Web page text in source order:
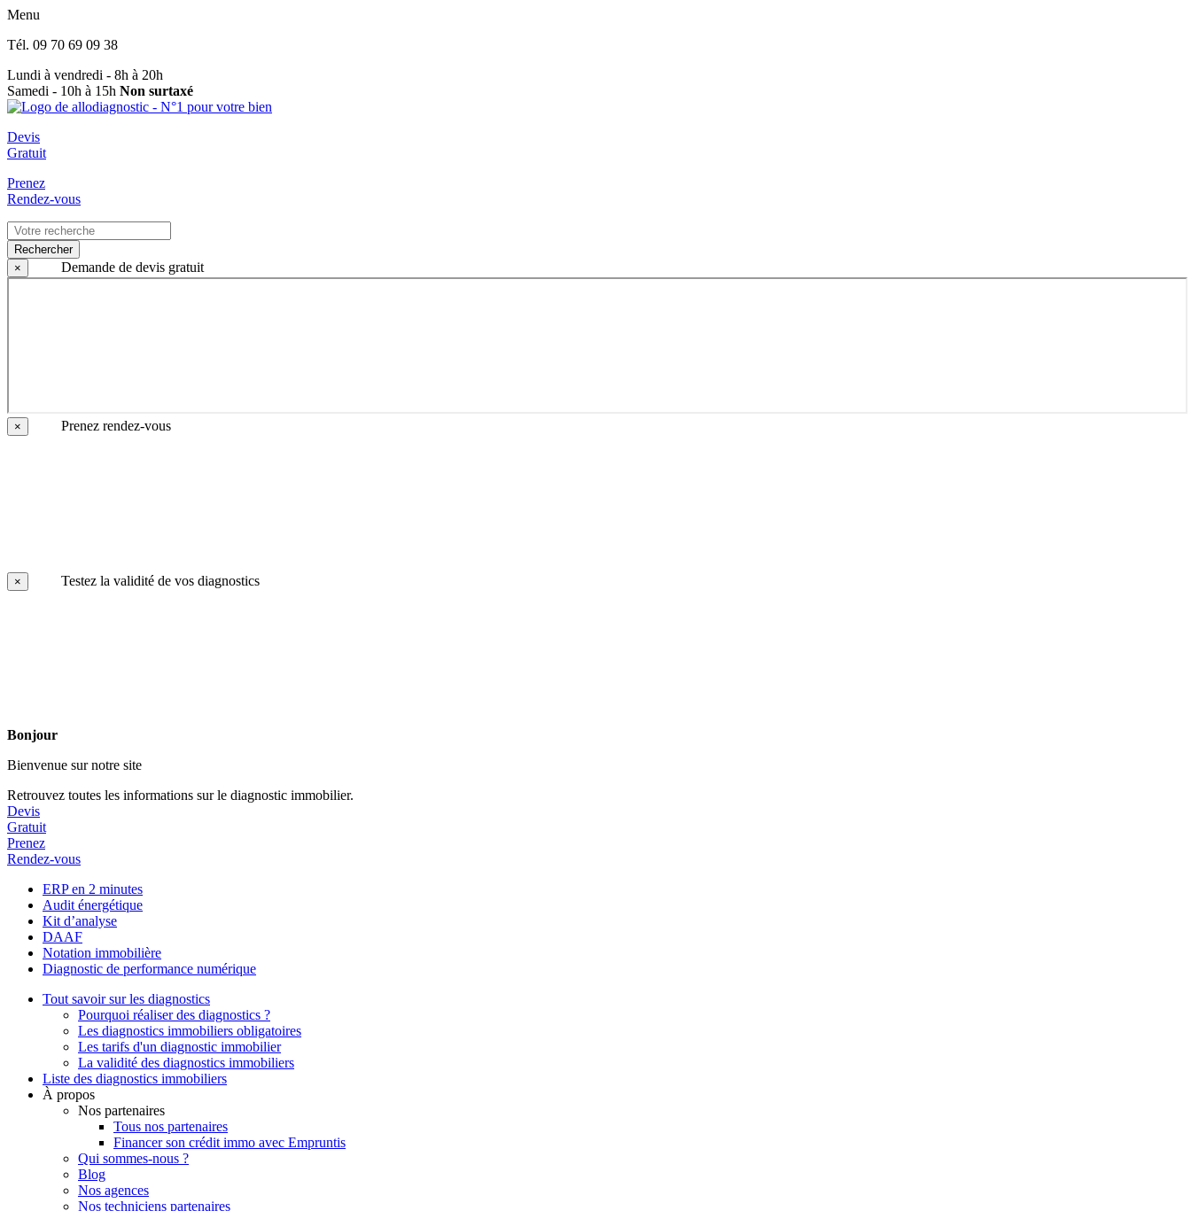
Menu
Tél. 09 70 69 09 38
Lundi à vendredi - 8h à 20h
Samedi - 10h à 15h Non surtaxé
Devis
Gratuit
Prenez
Rendez-vous
Rechercher
×
Demande de devis gratuit
× Prenez rendez-vous
× Testez la validité de vos diagnostics
Bonjour
Bienvenue sur notre site
Retrouvez toutes les informations sur le diagnostic immobilier.
Devis
Gratuit
Prenez
Rendez-vous
ERP en 2 minutes
Audit énergétique
Kit d’analyse
DAAF
Notation immobilière
Diagnostic de performance numérique
Tout savoir sur les diagnostics
Pourquoi réaliser des diagnostics ?
Les diagnostics immobiliers obligatoires
Les tarifs d'un diagnostic immobilier
La validité des diagnostics immobiliers
Liste des diagnostics immobiliers
À propos
Nos partenaires
Tous nos partenaires
Financer son crédit immo avec Empruntis
Qui sommes-nous ?
Blog
Nos agences
Nos techniciens partenaires